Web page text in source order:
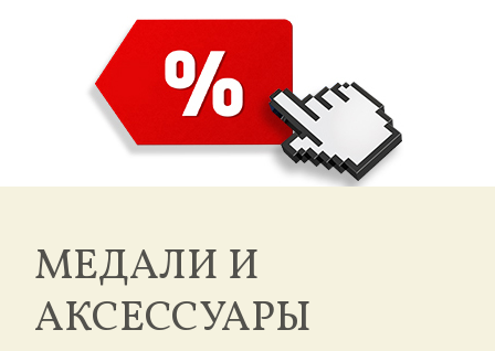
МЕДАЛИ И
АКСЕССУАРЫ